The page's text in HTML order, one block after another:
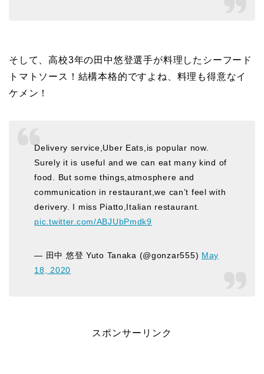
そして、高校3年の田中悠登選手が料理したシーフード
トマトソース！結構本格的ですよね、料理も得意なイ
ケメン！
Delivery service,Uber Eats,is popular now.
Surely it is useful and we can eat many kind of
food. But some things,atmosphere and
communication in restaurant,we can’t feel with
derivery. I miss Piatto,Italian restaurant.
pic.twitter.com/ABJUbPmdk9
— 田中 悠登 Yuto Tanaka (@gonzar555) May
18, 2020
スポンサーリンク